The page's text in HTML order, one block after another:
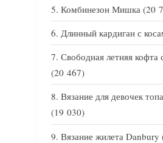
Комбинезон Мишка (20
Длинный кардиган с
Свободная летняя кофта
(20 467)
Вязание для девочек
(19 030)
Вязание жилета Danbury